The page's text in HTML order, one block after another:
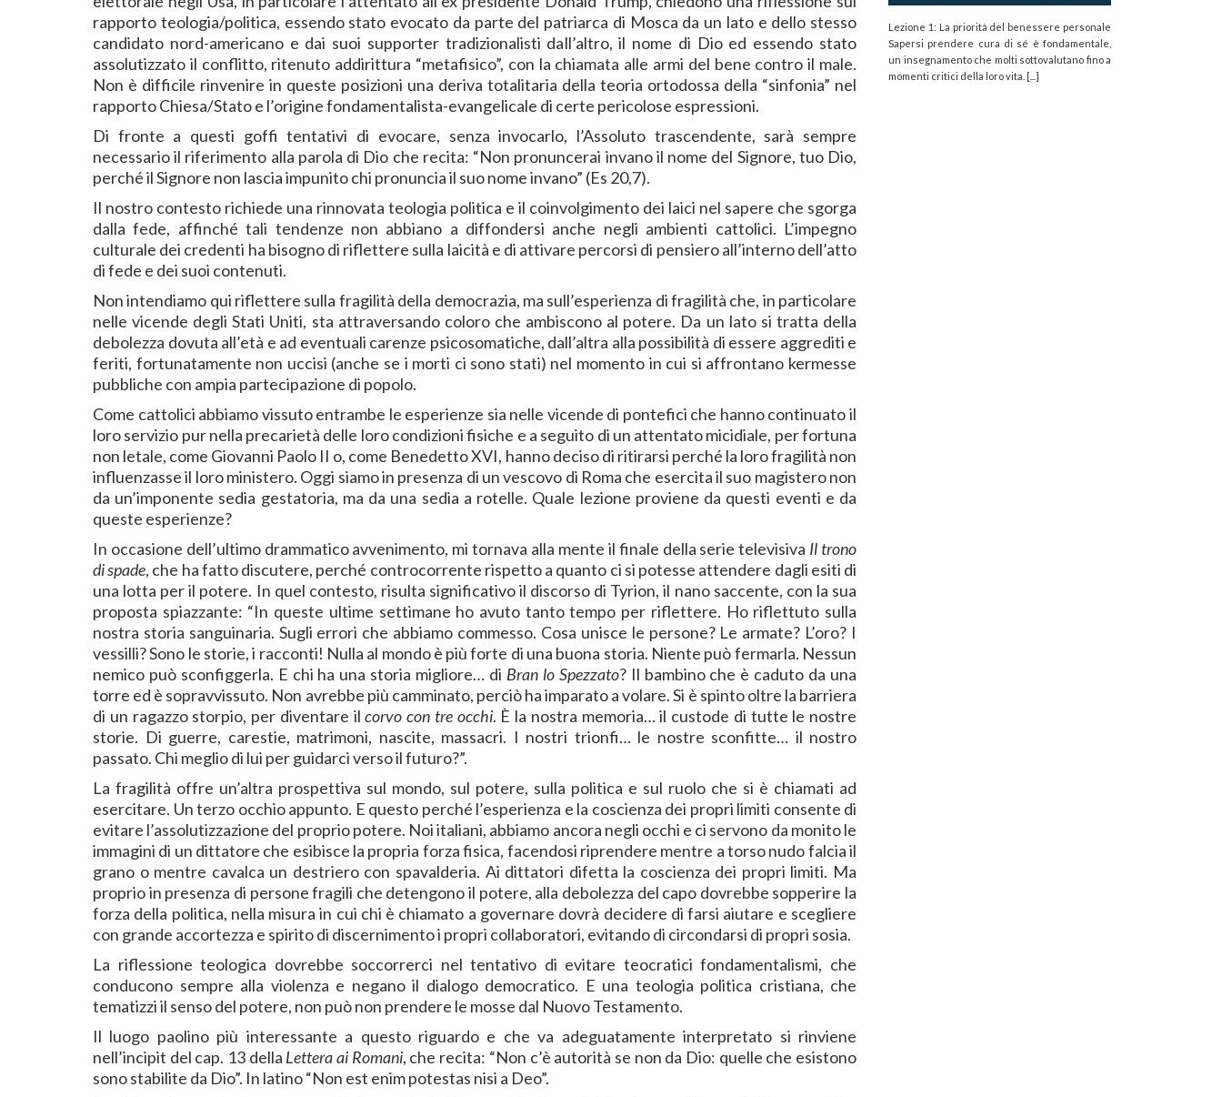
rapporto teologia/politica, essendo stato evocato da parte del patriarca di Mosca da un lato e dello stesso
candidato nord-americano e dai suoi supporter tradizionalisti dall’altro, il nome di Dio ed essendo stato
assolutizzato il conflitto, ritenuto addirittura “metafisico”, con la chiamata alle armi del bene contro il male.
Non è difficile rinvenire in queste posizioni una deriva totalitaria della teoria ortodossa della “sinfonia” nel
rapporto Chiesa/Stato e l’origine fondamentalista-evangelicale di certe pericolose espressioni.
Di fronte a questi goffi tentativi di evocare, senza invocarlo, l’Assoluto trascendente, sarà sempre
necessario il riferimento alla parola di Dio che recita: “Non pronuncerai invano il nome del Signore, tuo Dio,
perché il Signore non lascia impunito chi pronuncia il suo nome invano” (Es 20,7).
Il nostro contesto richiede una rinnovata teologia politica e il coinvolgimento dei laici nel sapere che sgorga
dalla fede, affinché tali tendenze non abbiano a diffondersi anche negli ambienti cattolici. L’impegno
culturale dei credenti ha bisogno di riflettere sulla laicità e di attivare percorsi di pensiero all’interno dell’atto
di fede e dei suoi contenuti.
Non intendiamo qui riflettere sulla fragilità della democrazia, ma sull’esperienza di fragilità che, in particolare
nelle vicende degli Stati Uniti, sta attraversando coloro che ambiscono al potere. Da un lato si tratta della
debolezza dovuta all’età e ad eventuali carenze psicosomatiche, dall’altra alla possibilità di essere aggrediti e
feriti, fortunatamente non uccisi (anche se i morti ci sono stati) nel momento in cui si affrontano kermesse
pubbliche con ampia partecipazione di popolo.
Come cattolici abbiamo vissuto entrambe le esperienze sia nelle vicende di pontefici che hanno continuato il
loro servizio pur nella precarietà delle loro condizioni fisiche e a seguito di un attentato micidiale, per fortuna
non letale, come Giovanni Paolo II o, come Benedetto XVI, hanno deciso di ritirarsi perché la loro fragilità non
influenzasse il loro ministero. Oggi siamo in presenza di un vescovo di Roma che esercita il suo magistero non
da un’imponente sedia gestatoria, ma da una sedia a rotelle. Quale lezione proviene da questi eventi e da
queste esperienze?
In occasione dell’ultimo drammatico avvenimento, mi tornava alla mente il finale della serie televisiva Il trono
di spade, che ha fatto discutere, perché controcorrente rispetto a quanto ci si potesse attendere dagli esiti di
una lotta per il potere. In quel contesto, risulta significativo il discorso di Tyrion, il nano saccente, con la sua
proposta spiazzante: “In queste ultime settimane ho avuto tanto tempo per riflettere. Ho riflettuto sulla
nostra storia sanguinaria. Sugli errori che abbiamo commesso. Cosa unisce le persone? Le armate? L’oro? I
vessilli? Sono le storie, i racconti! Nulla al mondo è più forte di una buona storia. Niente può fermarla. Nessun
nemico può sconfiggerla. E chi ha una storia migliore… di Bran lo Spezzato? Il bambino che è caduto da una
torre ed è sopravvissuto. Non avrebbe più camminato, perciò ha imparato a volare. Si è spinto oltre la barriera
di un ragazzo storpio, per diventare ilcorvo con tre occhi. È la nostra memoria… il custode di tutte le nostre
storie. Di guerre, carestie, matrimoni, nascite, massacri. I nostri trionfi… le nostre sconfitte… il nostro
passato. Chi meglio di lui per guidarci verso il futuro?”.
La fragilità offre un’altra prospettiva sul mondo, sul potere, sulla politica e sul ruolo che si è chiamati ad
esercitare. Un terzo occhio appunto. E questo perché l’esperienza e la coscienza dei propri limiti consente di
evitare l’assolutizzazione del proprio potere. Noi italiani, abbiamo ancora negli occhi e ci servono da monito le
immagini di un dittatore che esibisce la propria forza fisica, facendosi riprendere mentre a torso nudo falcia il
grano o mentre cavalca un destriero con spavalderia. Ai dittatori difetta la coscienza dei propri limiti. Ma
proprio in presenza di persone fragili che detengono il potere, alla debolezza del capo dovrebbe sopperire la
forza della politica, nella misura in cui chi è chiamato a governare dovrà decidere di farsi aiutare e scegliere
con grande accortezza e spirito di discernimento i propri collaboratori, evitando di circondarsi di propri sosia.
La riflessione teologica dovrebbe soccorrerci nel tentativo di evitare teocratici fondamentalismi, che
conducono sempre alla violenza e negano il dialogo democratico. E una teologia politica cristiana, che
tematizzi il senso del potere, non può non prendere le mosse dal Nuovo Testamento.
Il luogo paolino più interessante a questo riguardo e che va adeguatamente interpretato si rinviene
nell’incipit del cap. 13 della Lettera ai Romani, che recita: “Non c’è autorità se non da Dio: quelle che esistono
sono stabilite da Dio”. In latino “Non est enim potestas nisi a Deo”.
Lezione 1: La priorità del benessere personale
Sapersi prendere cura di sé è fondamentale,
un insegnamento che molti sottovalutano fino a
momenti critici della loro vita. [...]